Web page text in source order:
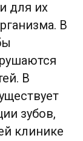
для их
В
В
зубов,
клинике